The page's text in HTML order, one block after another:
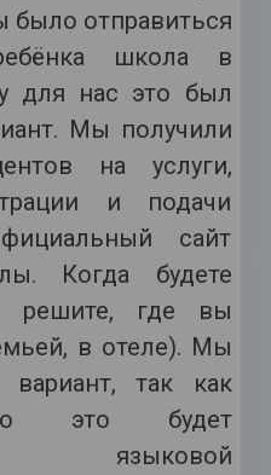
было отправиться
школа в
для нас это был
Мы получили
на услуги,
и подачи
сайт
Когда будете
решите, где вы
в отеле). Мы
так как
это будет
языковой